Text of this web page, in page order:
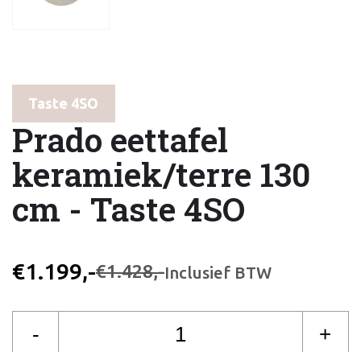
Taste 4SO
Prado eettafel
keramiek/terre 130
cm - Taste 4SO
€1.199,-€1.428,-Inclusief BTW
- +